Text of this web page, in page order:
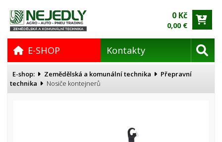
0 Kč
0,00 €
E-SHOP Kontakty
E-shop: Zemědělská a komunální technika
Přepravní
technika
Nosiče kontejnerů